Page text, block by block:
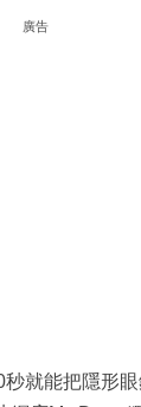
廣告
就能把隱形